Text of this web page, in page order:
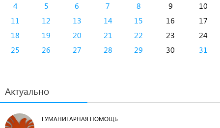
4
5 6 7 8 9
10
11
12 13 14 15 16
17
18
19 20 21 22 23
24
25
26 27 28 29 30 31
Актуально
ГУМАНИТАРНАЯ ПОМОЩЬ